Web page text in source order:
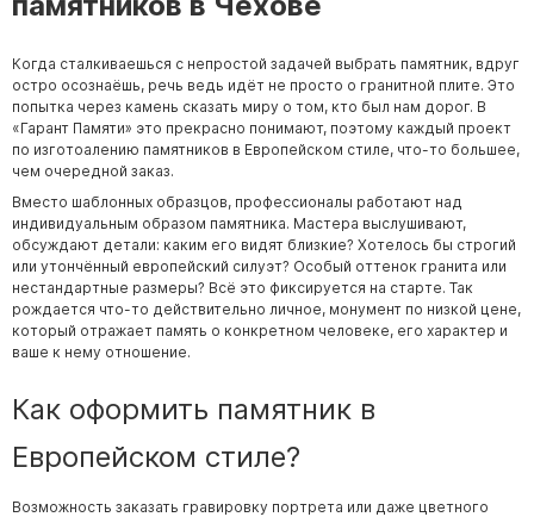
Когда сталкиваешься с непростой задачей выбрать памятник, вдруг
остро осознаёшь, речь ведь идёт не просто о гранитной плите. Это
попытка через камень сказать миру о том, кто был нам дорог. В
«Гарант Памяти» это прекрасно понимают, поэтому каждый проект
по изготоалению памятников в Европейском стиле, что-то большее,
чем очередной заказ.
Вместо шаблонных образцов, профессионалы работают над
индивидуальным образом памятника. Мастера выслушивают,
обсуждают детали: каким его видят близкие? Хотелось бы строгий
или утончённый европейский силуэт? Особый оттенок гранита или
нестандартные размеры? Всё это фиксируется на старте. Так
рождается что-то действительно личное, монумент по низкой цене,
который отражает память о конкретном человеке, его характер и
ваше к нему отношение.
Как оформить памятник в
Европейском стиле?
Возможность заказать гравировку портрета или даже цветного